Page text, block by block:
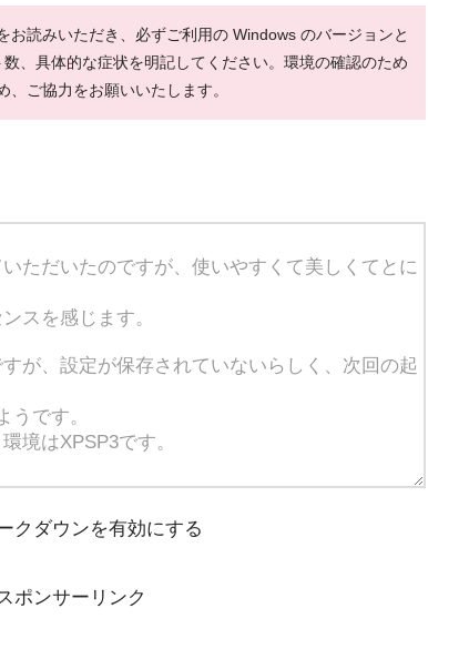
お読みいただき、必ずご利用の Windows のバージョンと
、具体的な症状を明記してください。環境の確認のため
ご協力をお願いいたします。
クダウンを有効にする
ポンサーリンク